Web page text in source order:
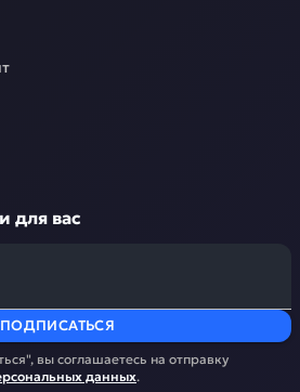
для вас
ПОДПИСАТЬСЯ
вы соглашаетесь на отправку
данных.